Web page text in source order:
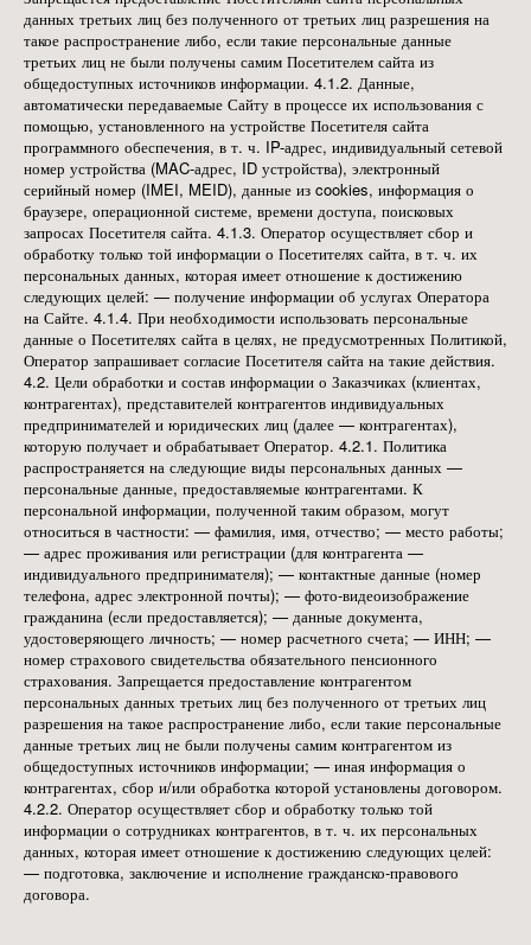
данных третьих лиц без полученного от третьих лиц разрешения на
такое распространение либо, если такие персональные данные
третьих лиц не были получены самим Посетителем сайта из
общедоступных источников информации. 4.1.2. Данные,
автоматически передаваемые Сайту в процессе их использования с
помощью, установленного на устройстве Посетителя сайта
программного обеспечения, в т. ч. IP-адрес, индивидуальный сетевой
номер устройства (MAC-адрес, ID устройства), электронный
серийный номер (IMEI, MEID), данные из cookies, информация о
браузере, операционной системе, времени доступа, поисковых
запросах Посетителя сайта. 4.1.3. Оператор осуществляет сбор и
обработку только той информации о Посетителях сайта, в т. ч. их
персональных данных, которая имеет отношение к достижению
следующих целей: — получение информации об услугах Оператора
на Сайте. 4.1.4. При необходимости использовать персональные
данные о Посетителях сайта в целях, не предусмотренных Политикой,
Оператор запрашивает согласие Посетителя сайта на такие действия.
4.2. Цели обработки и состав информации о Заказчиках (клиентах,
контрагентах), представителей контрагентов индивидуальных
предпринимателей и юридических лиц (далее — контрагентах),
которую получает и обрабатывает Оператор. 4.2.1. Политика
распространяется на следующие виды персональных данных —
персональные данные, предоставляемые контрагентами. К
персональной информации, полученной таким образом, могут
относиться в частности: — фамилия, имя, отчество; — место работы;
— адрес проживания или регистрации (для контрагента —
индивидуального предпринимателя); — контактные данные (номер
телефона, адрес электронной почты); — фото-видеоизображение
гражданина (если предоставляется); — данные документа,
удостоверяющего личность; — номер расчетного счета; — ИНН; —
номер страхового свидетельства обязательного пенсионного
страхования. Запрещается предоставление контрагентом
персональных данных третьих лиц без полученного от третьих лиц
разрешения на такое распространение либо, если такие персональные
данные третьих лиц не были получены самим контрагентом из
общедоступных источников информации; — иная информация о
контрагентах, сбор и/или обработка которой установлены договором.
4.2.2. Оператор осуществляет сбор и обработку только той
информации о сотрудниках контрагентов, в т. ч. их персональных
данных, которая имеет отношение к достижению следующих целей:
— подготовка, заключение и исполнение гражданско-правового
договора.